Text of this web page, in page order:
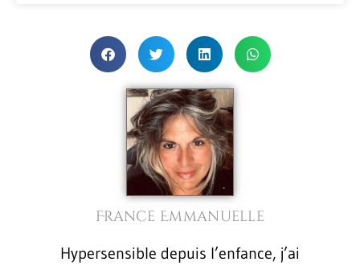
France Emmanuelle
Hypersensible depuis l’enfance, j’ai